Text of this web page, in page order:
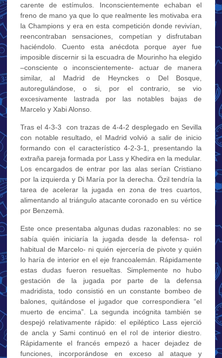
carente de estímulos. Inconscientemente echaban el
freno de mano ya que lo que realmente les motivaba era
la Champions y era en esta competición donde revivían,
reencontraban sensaciones, competían y disfrutaban
haciéndolo. Cuento esta anécdota porque ayer fue
imposible discernir si la escuadra de Mourinho ha elegido
–consciente o inconscientemente- actuar de manera
similar, al Madrid de Heynckes o Del Bosque,
autoregulándose, o si, por el contrario, se vio
excesivamente lastrada por las notables bajas de
Marcelo y Xabi Alonso.
Tras el 4-3-3 con trazas de 4-4-2 desplegado en Sevilla
con notable resultado, el Madrid volvió a salir de inicio
formando con el característico 4-2-3-1, presentando la
extraña pareja formada por Lass y Khedira en la medular.
Los encargados de entrar por las alas serían Cristiano
por la izquierda y Di María por la derecha. Özil tendría la
tarea de acelerar la jugada en zona de tres cuartos,
alimentando al triángulo atacante coronado en su vértice
por Benzemà.
Este once presentaba algunas dudas razonables: no se
sabía quién iniciaría la jugada desde la defensa- rol
habitual de Marcelo- ni quién ejercería de pivote y quién
lo haría de interior en el eje francoalemán. Rápidamente
estas dudas fueron resueltas. Simplemente no hubo
gestación de la jugada por parte de la defensa
madridista, todo consistió en un constante bombeo de
balones, quitándose el jugador que correspondiera “el
muerto de encima”. La segunda incógnita también se
despejó relativamente rápido: el epiléptico Lass ejerció
de ancla y Sami continuó en el rol de interior diestro.
Rápidamente el francés empezó a hacer dejadez de
funciones, incorporándose en exceso al ataque y